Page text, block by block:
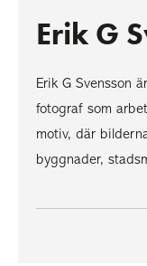
Erik G
Erik G Svensson
fotograf som
motiv, där
byggnader,